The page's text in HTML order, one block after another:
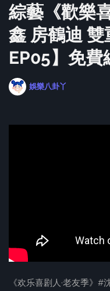
綜藝《歡樂
鑫 房鶴迪
EP05】免費
娛樂八卦丫
《欢乐喜剧人·老友季》